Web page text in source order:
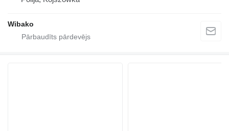
Wibako